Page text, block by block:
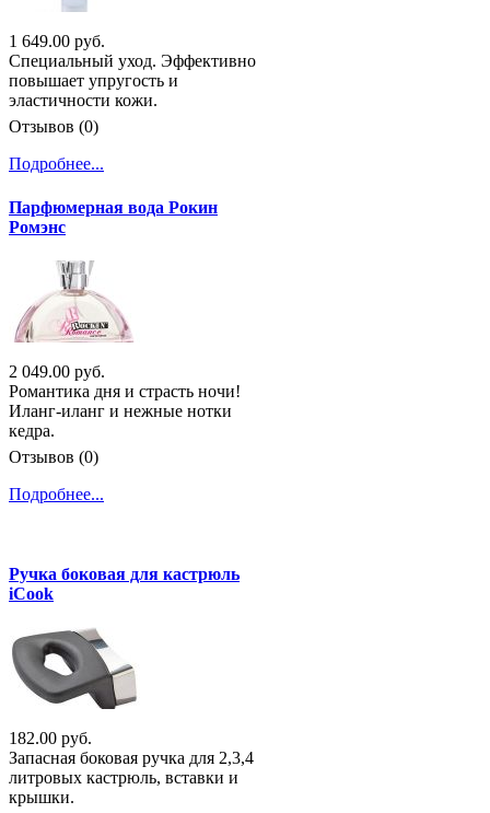
1 649.00 руб.
Специальный уход. Эффективно
повышает упругость и
эластичности кожи.
Отзывов (0)
Подробнее...
Парфюмерная вода Рокин
Ромэнс
2 049.00 руб.
Романтика дня и страсть ночи!
Иланг-иланг и нежные нотки
кедра.
Отзывов (0)
Подробнее...
Ручка боковая для кастрюль
iCook
182.00 руб.
Запасная боковая ручка для 2,3,4
литровых кастрюль, вставки и
крышки.